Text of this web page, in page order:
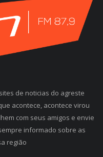
de noticias do agreste
acontece, acontece virou
com seus amigos e envie
informado sobre as
região